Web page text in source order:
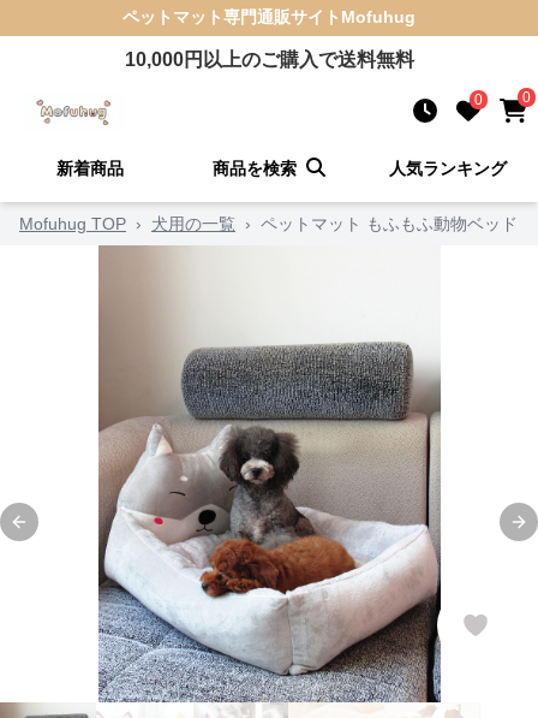
ペットマット専門通販サイト Mofuhug
10,000円以上のご購入で送料無料
0 0
新着商品 商品を検索 人気ランキング
Mofuhug TOP › 犬用の一覧 › ペットマット もふもふ動物ベッド
Previous slide